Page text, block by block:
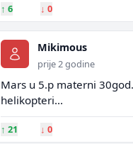
↑ 6 ↓ 0
Mikimous
prije 2 godine
Mars u 5.p materni
helikopteri...
↑ 21 ↓ 0